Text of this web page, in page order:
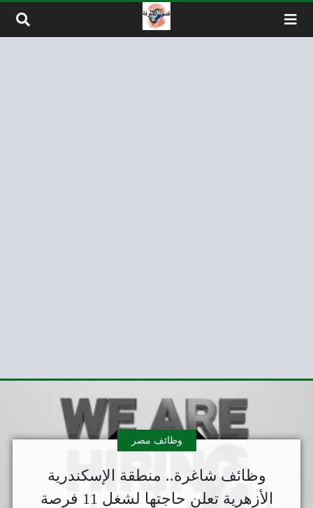
وظائف شاغرة.. منطقة الإسكندرية
الأزهرية تعلن حاجتها لشغل 11 فرصة
وظائف مصر